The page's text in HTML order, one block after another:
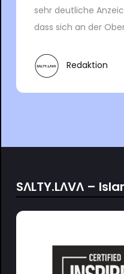
sehr deutliche
dass sich an der
Redaktion
SΛLTY.LΛVΛ –